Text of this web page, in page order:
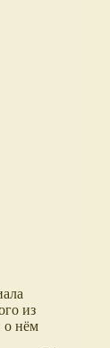
из
о нём